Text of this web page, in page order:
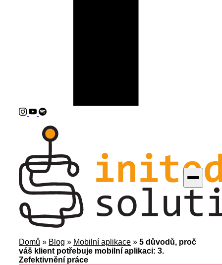
Domů » Blog » Mobilní aplikace » 5 důvodů, proč
váš klient potřebuje mobilní aplikaci: 3.
Zefektivnění práce